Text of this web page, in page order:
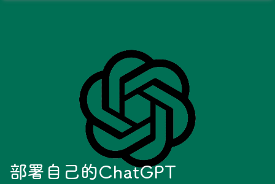
部署自己的ChatGPT